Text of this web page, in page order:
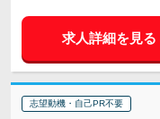
求人詳細を見る
志望動機・自己PR不要